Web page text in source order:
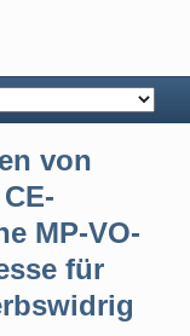
von
MP-VO-
für